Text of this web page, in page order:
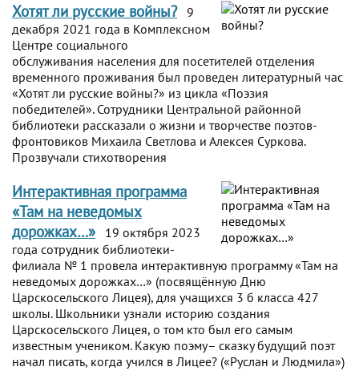
Хотят ли русские войны? 9
декабря 2021 года в Комплексном
Центре социального
обслуживания населения для посетителей отделения
временного проживания был проведен литературный час
«Хотят ли русские войны?» из цикла «Поэзия
победителей». Сотрудники Центральной районной
библиотеки рассказали о жизни и творчестве поэтов-
фронтовиков Михаила Светлова и Алексея Суркова.
Прозвучали стихотворения
Интерактивная программа
«Там на неведомых
дорожках…»
19 октября 2023
года сотрудник библиотеки-
филиала № 1 провела интерактивную программу «Там на
неведомых дорожках…» (посвящённую Дню
Царскосельского Лицея), для учащихся 3 б класса 427
школы. Школьники узнали историю создания
Царскосельского Лицея, о том кто был его самым
известным учеником. Какую поэму– сказку будущий поэт
начал писать, когда учился в Лицее? («Руслан и Людмила»)